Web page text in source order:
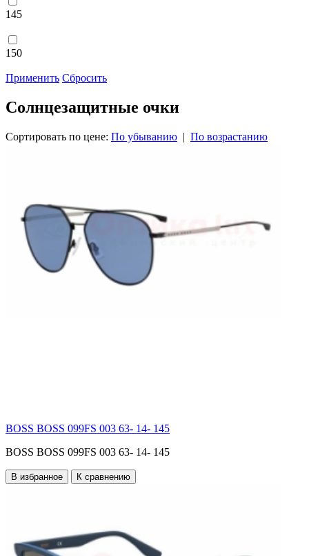
145
150
Применить Сбросить
Солнцезащитные очки
Сортировать по цене: По убыванию | По возрастанию
BOSS BOSS 099FS 003 63- 14- 145
BOSS BOSS 099FS 003 63- 14- 145
В избранное К сравнению